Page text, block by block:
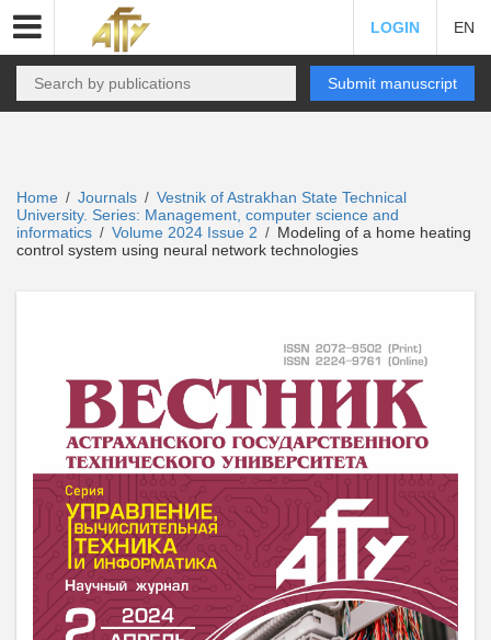
LOGIN EN
Submit manuscript
Home / Journals / Vestnik of Astrakhan State Technical
University. Series: Management, computer science and
informatics / Volume 2024 Issue 2 / Modeling of a home heating
control system using neural network technologies